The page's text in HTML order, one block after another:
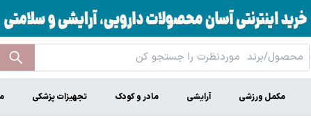
مکمل ورزشی آرایشی مادر و کودک تجهیزات پزشکی